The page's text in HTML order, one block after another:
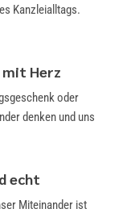
Kanzleialltags.
Herz
oder
denken und uns
echt
Miteinander ist